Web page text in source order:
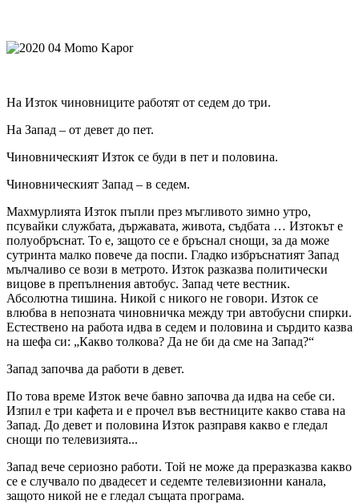
На Изток чиновниците работят от седем до три.
На Запад – от девет до пет.
Чиновническият Изток се буди в пет и половина.
Чиновническият Запад – в седем.
Махмурлията Изток пъпли през мъгливото зимно утро,
псувайки службата, държавата, живота, съдбата … Изтокът е
полуобръснат. То е, защото се е бръснал снощи, за да може
сутринта малко повече да поспи. Гладко избръснатият Запад
мълчаливо се вози в метрото. Изток разказва политически
вицове в препълнения автобус. Запад чете вестник.
Абсолютна тишина. Никой с никого не говори. Изток се
влюбва в непозната чиновничка между три автобусни спирки.
Естествено на работа идва в седем и половина и сърдито казва
на шефа си: „Какво толкова? Да не би да сме на Запад?“
Запад започва да работи в девет.
По това време Изток вече бавно започва да идва на себе си.
Изпил е три кафета и е прочел във вестниците какво става на
Запад. До девет и половина Изток разправя какво е гледал
снощи по телевизията...
Запад вече сериозно работи. Той не може да преразказва какво
се е случвало по двадесет и седемте телевизионни канала,
защото никой не е гледал същата програма.